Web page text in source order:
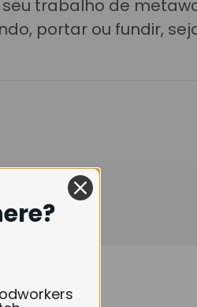
trabalho de
portar ou fundir,